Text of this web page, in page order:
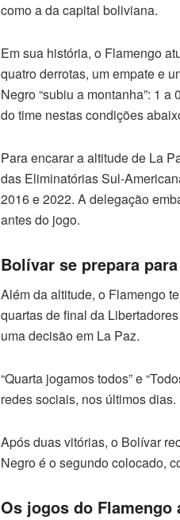
como a da capital boliviana.
Em sua história, o Flamengo
quatro derrotas, um empate e
Negro “subiu a montanha”: 1
do time nestas condições
Para encarar a altitude de La
das Eliminatórias Sul-
2016 e 2022. A delegação
antes do jogo.
Bolívar se prepara
Além da altitude, o Flamengo
quartas de final da
uma decisão em La Paz.
“Quarta jogamos todos” e
redes sociais, nos últimos dias.
Após duas vitórias, o Bolívar
Negro é o segundo colocado,
Os jogos do